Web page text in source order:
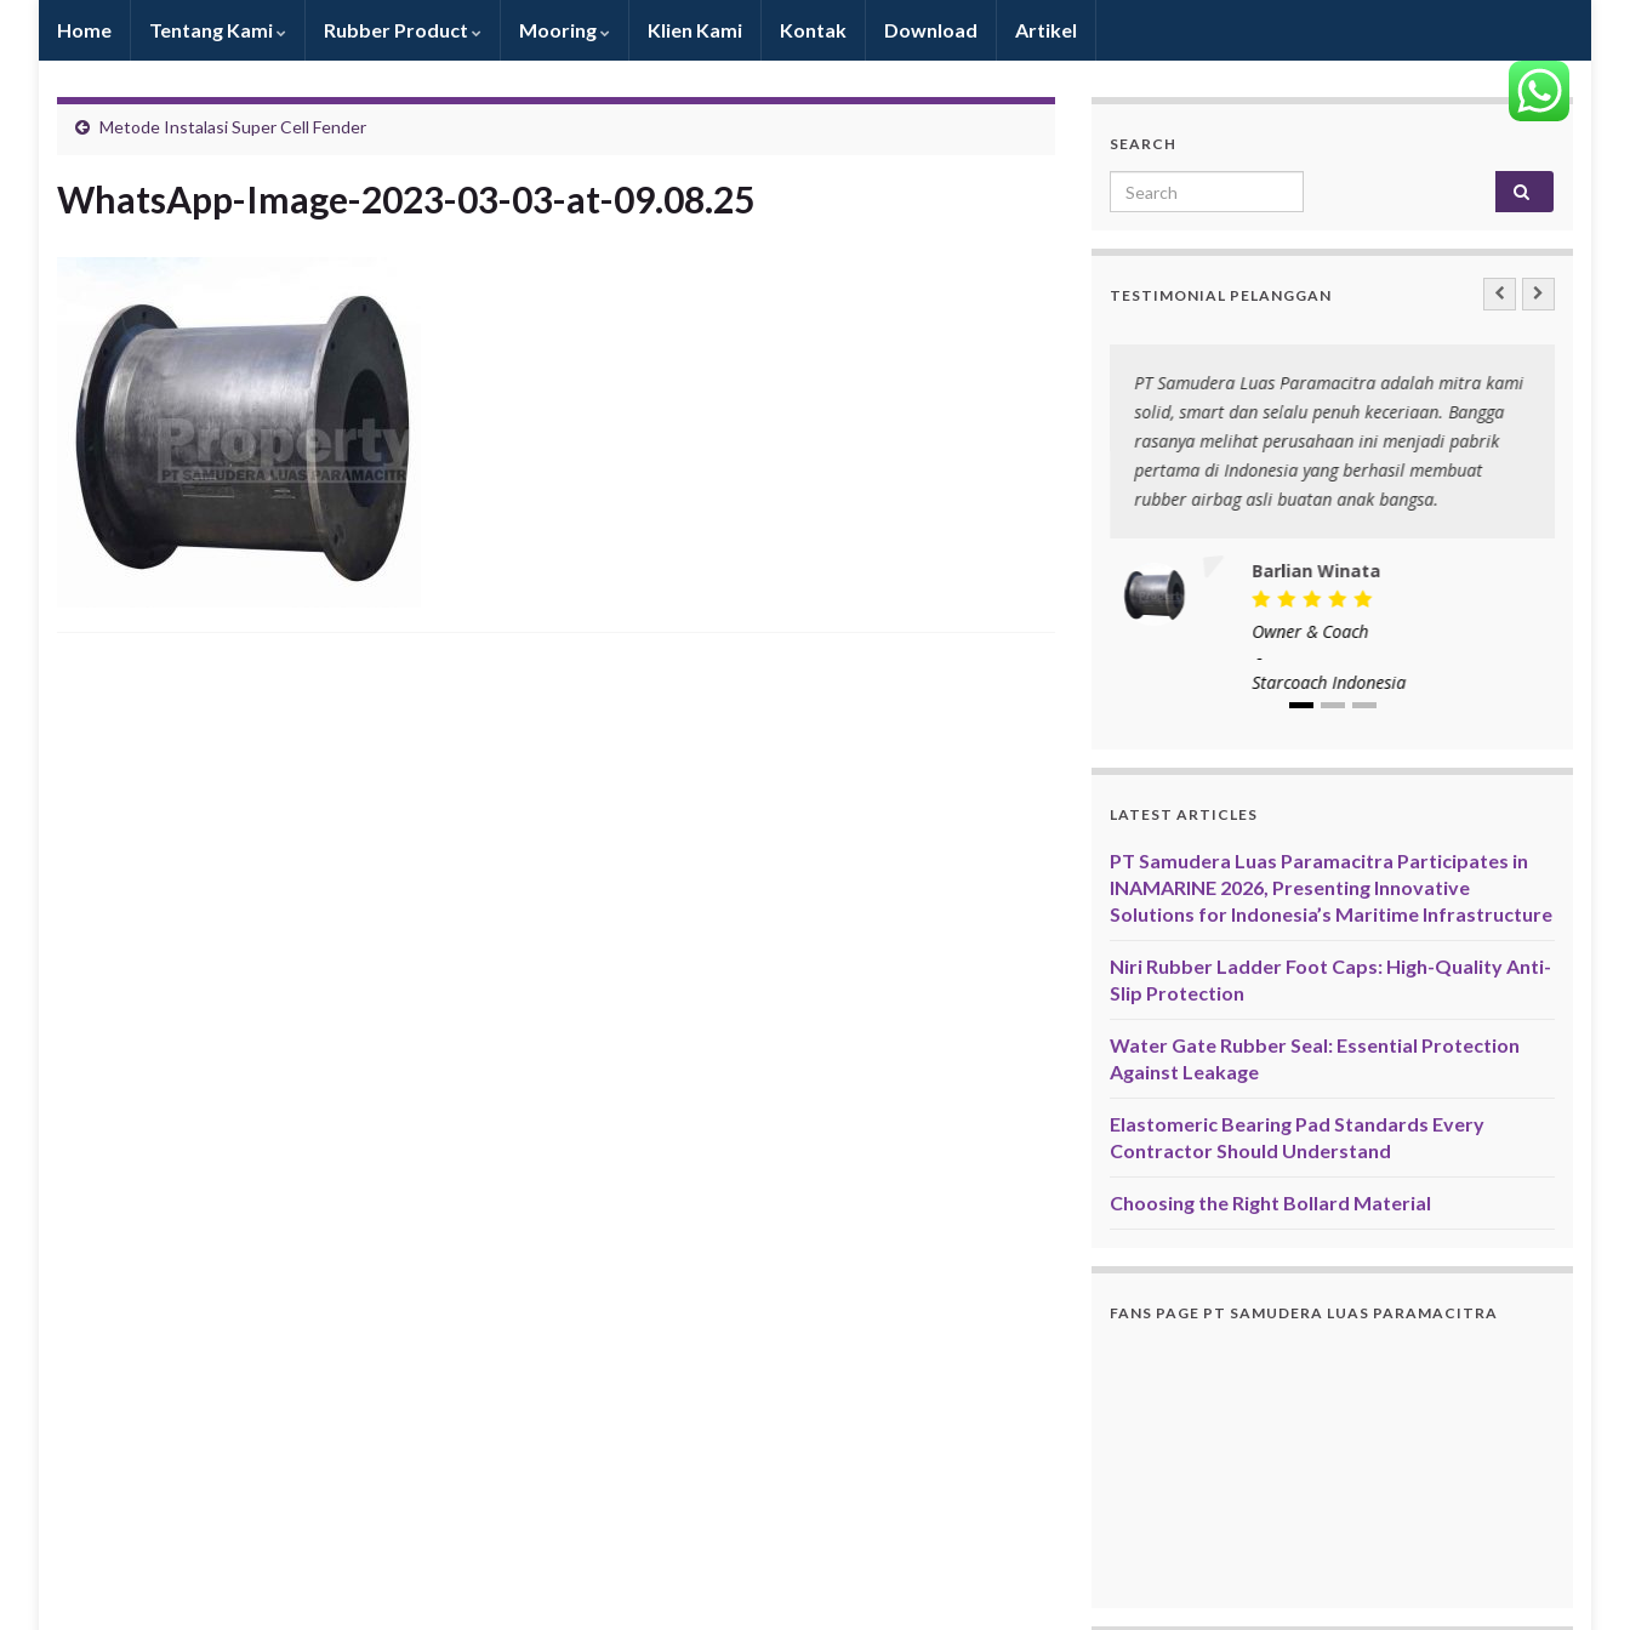
Home Tentang Kami Rubber Product Mooring Klien Kami Kontak Download Artikel
Metode Instalasi Super Cell Fender
WhatsApp-Image-2023-03-03-at-09.08.25
SEARCH
Search for:
TESTIMONIAL PELANGGAN
PT Samudera Luas Paramacitra adalah mitra kami
solid, smart dan selalu penuh keceriaan. Bangga
rasanya melihat perusahaan ini menjadi pabrik
pertama di Indonesia yang berhasil membuat
rubber airbag asli buatan anak bangsa.
Barlian Winata
Owner & Coach
-
Starcoach Indonesia
LATEST ARTICLES
PT Samudera Luas Paramacitra Participates in
INAMARINE 2026, Presenting Innovative
Solutions for Indonesia’s Maritime Infrastructure
Niri Rubber Ladder Foot Caps: High-Quality Anti-
Slip Protection
Water Gate Rubber Seal: Essential Protection
Against Leakage
Elastomeric Bearing Pad Standards Every
Contractor Should Understand
Choosing the Right Bollard Material
FANS PAGE PT SAMUDERA LUAS PARAMACITRA